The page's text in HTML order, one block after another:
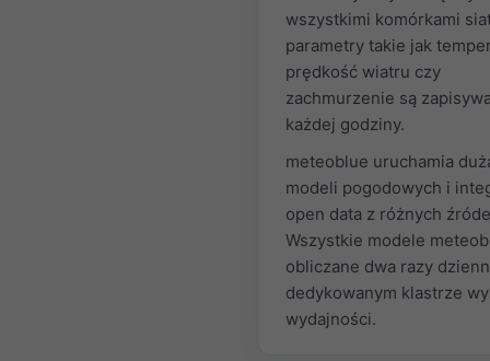
wszystkimi komórkami
parametry takie jak
prędkość wiatru czy
zachmurzenie są
każdej godziny.
meteoblue uruchamia
modeli pogodowych i
open data z różnych
Wszystkie modele
obliczane dwa razy
dedykowanym klastrze
wydajności.